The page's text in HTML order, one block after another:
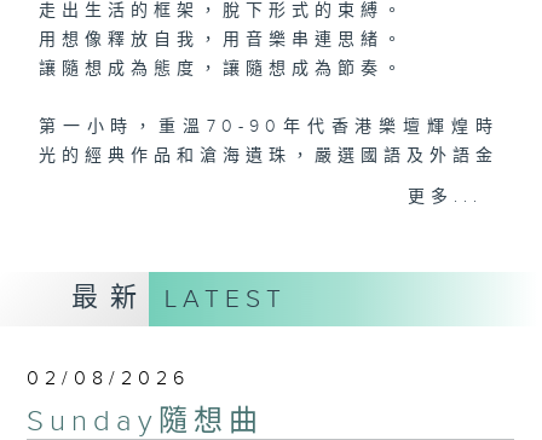
走出生活的框架，脫下形式的束縛。
用想像釋放自我，用音樂串連思緒。
讓隨想成為態度，讓隨想成為節奏。
第一小時，重溫70-90年代香港樂壇輝煌時
光的經典作品和滄海遺珠，嚴選國語及外語金
和新專輯作品。
星期日黃昏 6-8
更多...
最新 LATEST
02/08/2026
Sunday隨想曲